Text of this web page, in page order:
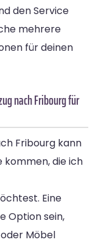
den Service
mehrere
für deinen
nach Fribourg für
Fribourg kann
kommen, die ich
Eine
Option sein,
Möbel